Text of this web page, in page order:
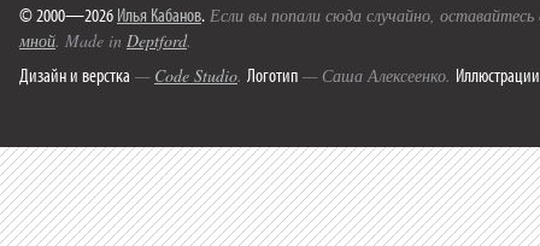
© 2000—2026 Илья Кабанов. Если вы попали сюда случайно,
мной. Made in Deptford.
Дизайн и верстка — Code Studio. Логотип — Саша Алексеенко. Иллюстрации